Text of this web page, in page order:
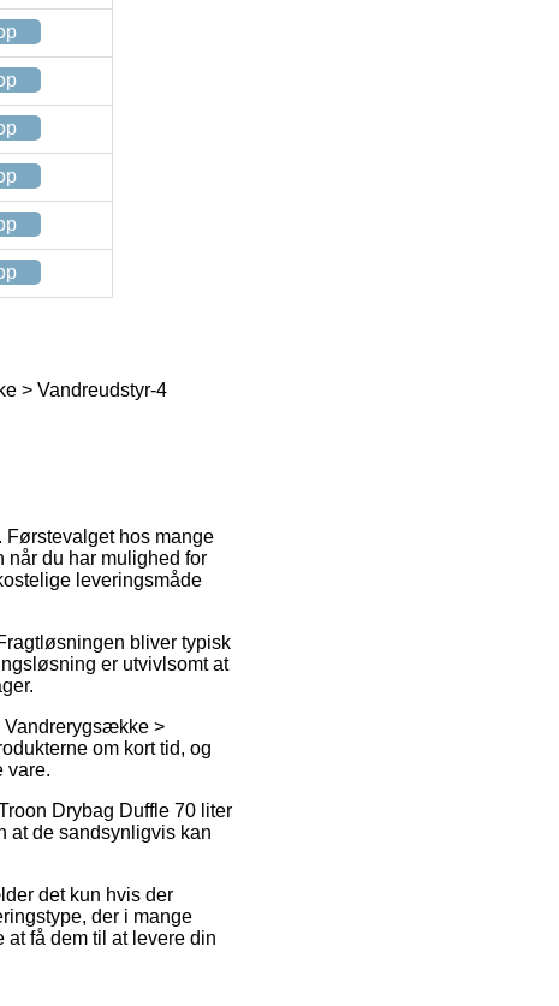
> Vandreudstyr-4
hos mange
når du har mulighed for
leveringsmåde
bliver typisk
er utvivlsomt at
Vandrerygsække >
om kort tid, og
vare.
Drybag Duffle 70 liter
at de sandsynligvis kan
det kun hvis der
der i mange
få dem til at levere din